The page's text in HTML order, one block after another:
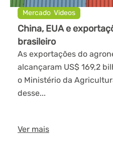
Mercado,Videos
China, EUA e
brasileiro
As exportações do
alcançaram US$ 169,2
o Ministério da
desse...
Ver mais